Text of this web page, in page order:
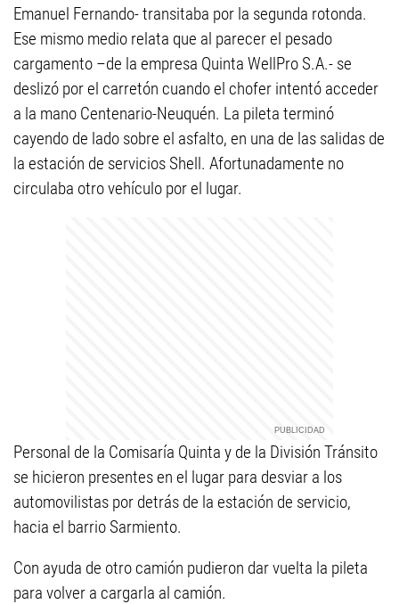
Emanuel Fernando- transitaba por la segunda rotonda.
Ese mismo medio relata que al parecer el pesado
cargamento –de la empresa Quinta WellPro S.A.- se
deslizó por el carretón cuando el chofer intentó acceder
a la mano Centenario-Neuquén. La pileta terminó
cayendo de lado sobre el asfalto, en una de las salidas de
la estación de servicios Shell. Afortunadamente no
circulaba otro vehículo por el lugar.
Personal de la Comisaría Quinta y de la División Tránsito
se hicieron presentes en el lugar para desviar a los
automovilistas por detrás de la estación de servicio,
hacia el barrio Sarmiento.
Con ayuda de otro camión pudieron dar vuelta la pileta
para volver a cargarla al camión.